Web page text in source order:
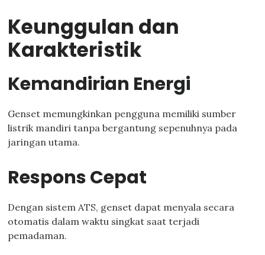
Keunggulan dan
Karakteristik
Kemandirian Energi
Genset memungkinkan pengguna memiliki sumber
listrik mandiri tanpa bergantung sepenuhnya pada
jaringan utama.
Respons Cepat
Dengan sistem ATS, genset dapat menyala secara
otomatis dalam waktu singkat saat terjadi
pemadaman.